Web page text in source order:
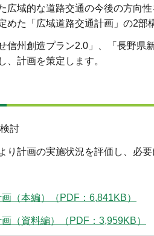
域的な道路交通の今後の方向
めた「広域道路交通計画」の2部
州創造プラン2.0」、「長野県
、計画を策定します。
討
計画の実施状況を評価し、必
（本編）（PDF：6,841KB）
（資料編）（PDF：3,959KB）